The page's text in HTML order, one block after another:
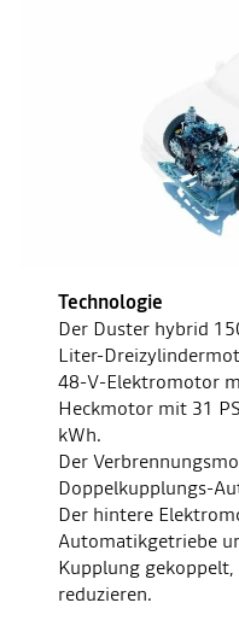
Technologie
Der Duster hybrid
Liter-
48-V-Elektromotor
Heckmotor mit 31
kWh.
Der
Doppelkupplungs-
Der hintere
Automatikgetriebe
Kupplung
reduzieren.